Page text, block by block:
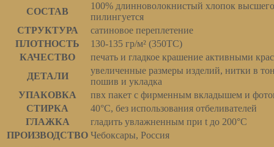
СОСТАВ
100% длинноволокнистый хлопок высшего
пилингуется
СТРУКТУРА
сатиновое переплетение
ПЛОТНОСТЬ
130-135 гр/м² (350ТС)
КАЧЕСТВО
печать и гладкое крашение активными
ДЕТАЛИ
увеличенные размеры изделий, нитки в
пошив и укладка
УПАКОВКА
пвх пакет с фирменным вкладышем и
СТИРКА
40°С, без использования отбеливателей
ГЛАЖКА
гладить увлажненным при t до 200°С
ПРОИЗВОДСТВО Чебоксары, Россия